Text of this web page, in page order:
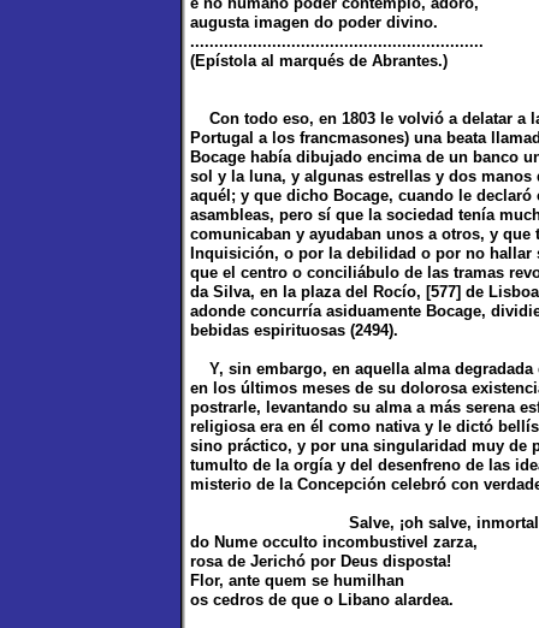
augusta imagen do poder divino.
.............................................................
(Epístola al marqués de Abrantes.)
Con todo eso, en 1803 le volvió a delatar a
Portugal a los francmasones) una beata
Bocage había dibujado encima de un banco
sol y la luna, y algunas estrellas y dos
aquél; y que dicho Bocage, cuando le
asambleas, pero sí que la sociedad tenía
comunicaban y ayudaban unos a otros, y que
Inquisición, o por la debilidad o por no
que el centro o conciliábulo de las tramas
da Silva, en la plaza del Rocío, [577] de
adonde concurría asiduamente Bocage,
bebidas espirituosas (2494).
Y, sin embargo, en aquella alma
en los últimos meses de su dolorosa
postrarle, levantando su alma a más serena
religiosa era en él como nativa y le dictó
sino práctico, y por una singularidad muy de
tumulto de la orgía y del desenfreno de las
misterio de la Concepción celebró con
Salve, ¡oh salve, inmortal,
do Nume occulto incombustivel zarza,
rosa de Jerichó por Deus disposta!
Flor, ante quem se humilhan
os cedros de que o Libano alardea.